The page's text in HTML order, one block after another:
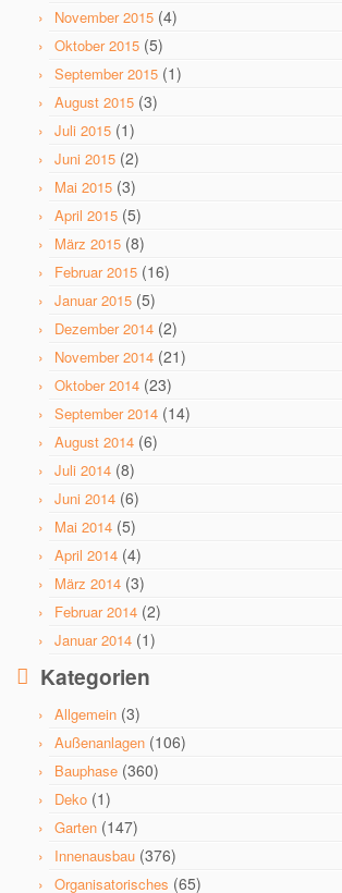
November 2015 (4)
Oktober 2015 (5)
September 2015 (1)
August 2015 (3)
Juli 2015 (1)
Juni 2015 (2)
Mai 2015 (3)
April 2015 (5)
März 2015 (8)
Februar 2015 (16)
Januar 2015 (5)
Dezember 2014 (2)
November 2014 (21)
Oktober 2014 (23)
September 2014 (14)
August 2014 (6)
Juli 2014 (8)
Juni 2014 (6)
Mai 2014 (5)
April 2014 (4)
März 2014 (3)
Februar 2014 (2)
Januar 2014 (1)
Kategorien
Allgemein (3)
Außenanlagen (106)
Bauphase (360)
Deko (1)
Garten (147)
Innenausbau (376)
Organisatorisches (65)